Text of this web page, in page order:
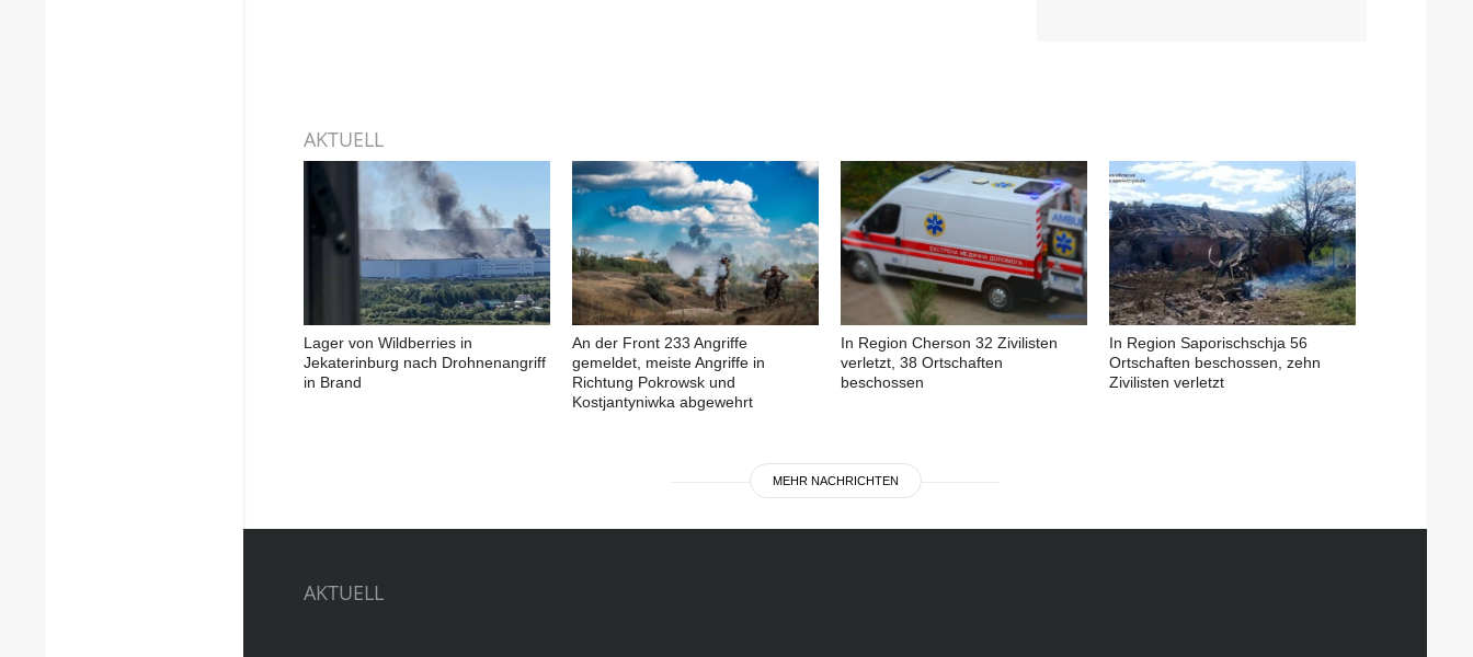
AKTUELL
Lager von Wildberries in
Jekaterinburg nach Drohnenangriff
in Brand
An der Front 233 Angriffe
gemeldet, meiste Angriffe in
Richtung Pokrowsk und
Kostjantyniwka abgewehrt
In Region Cherson 32 Zivilisten
verletzt, 38 Ortschaften
beschossen
In Region Saporischschja 56
Ortschaften beschossen, zehn
Zivilisten verletzt
MEHR NACHRICHTEN
AKTUELL